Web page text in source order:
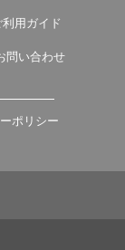
用ガイド
問い合わせ
ポリシー